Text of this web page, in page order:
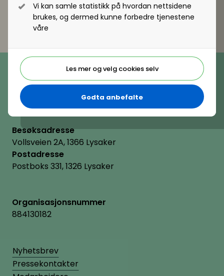
Vi kan samle statistikk på hvordan nettsidene
brukes, og dermed kunne forbedre tjenestene
våre
Les mer og velg cookies selv
Godta anbefalte
Telefon
(+47) 22 11 11 22
E-post
hrnorge@hrnorge.no
Besøksadresse
Vollsveien 2A, 1366 Lysaker
Postadresse
Postboks 331, 1326 Lysaker
Organisasjonsnummer
884130182
Nyhetsbrev
Pressekontakter